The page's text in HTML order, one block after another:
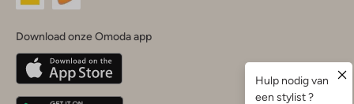
Belgique(Français)
Deutschland
Download onze Omoda app